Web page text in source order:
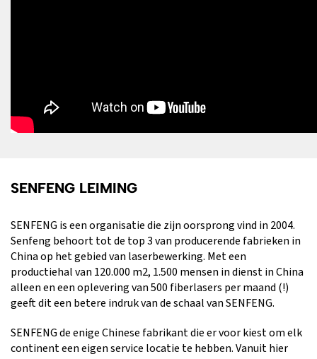
SENFENG LEIMING
SENFENG is een organisatie die zijn oorsprong vind in 2004.
Senfeng behoort tot de top 3 van producerende fabrieken in
China op het gebied van laserbewerking. Met een
productiehal van 120.000 m2, 1.500 mensen in dienst in China
alleen en een oplevering van 500 fiberlasers per maand (!)
geeft dit een betere indruk van de schaal van SENFENG.
SENFENG de enige Chinese fabrikant die er voor kiest om elk
continent een eigen service locatie te hebben. Vanuit hier